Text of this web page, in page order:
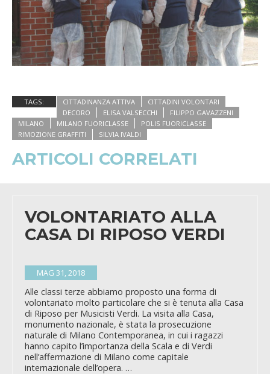
TAGS: CITTADINANZA ATTIVA
CITTADINI VOLONTARI
DECORO
ELISA VALSECCHI
FILIPPO GAVAZZENI
MILANO
MILANO FUORICLASSE
POLIS FUORICLASSE
RIMOZIONE GRAFFITI
SILVIA IVALDI
ARTICOLI CORRELATI
VOLONTARIATO ALLA
CASA DI RIPOSO VERDI
MAG 31, 2018
Alle classi terze abbiamo proposto una forma di
volontariato molto particolare che si è tenuta alla Casa
di Riposo per Musicisti Verdi. La visita alla Casa,
monumento nazionale, è stata la prosecuzione
naturale di Milano Contemporanea, in cui i ragazzi
hanno capito l’importanza della Scala e di Verdi
nell’affermazione di Milano come capitale
internazionale dell’opera. …